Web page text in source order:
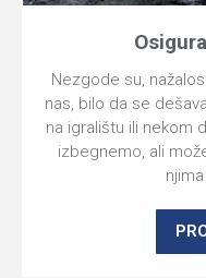
Nezgode su,
nas, bilo da se
na igralištu ili nekom
izbegnemo, ali